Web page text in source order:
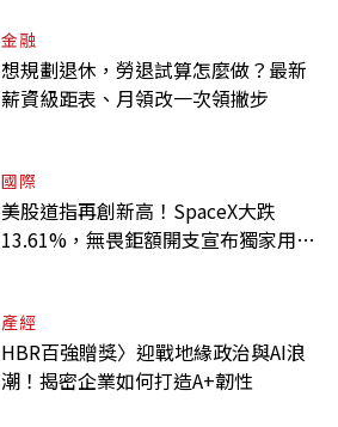
金融
想規劃退休，勞退試算怎麼做？最新
薪資級距表、月領改一次領撇步
國際
美股道指再創新高！SpaceX大跌
13.61%，無畏鉅額開支宣布獨家用輝
產經
HBR百強贈獎〉迎戰地緣政治與AI浪
潮！揭密企業如何打造A+韌性